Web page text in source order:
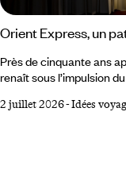
Orient Express, un
Près de cinquante ans
renaît sous l’impulsion
désormais aux hôtels et
2 juillet 2026-Idées